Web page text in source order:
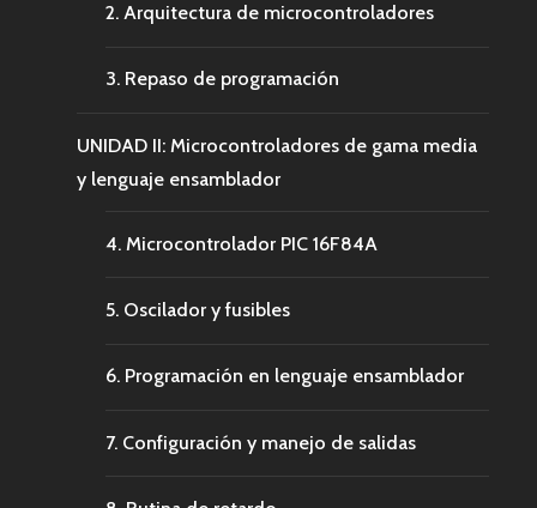
2. Arquitectura de microcontroladores
3. Repaso de programación
UNIDAD II: Microcontroladores de gama media
y lenguaje ensamblador
4. Microcontrolador PIC 16F84A
5. Oscilador y fusibles
6. Programación en lenguaje ensamblador
7. Configuración y manejo de salidas